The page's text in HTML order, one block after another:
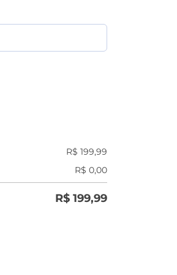
R$ 199,99
R$ 0,00
R$ 199,99